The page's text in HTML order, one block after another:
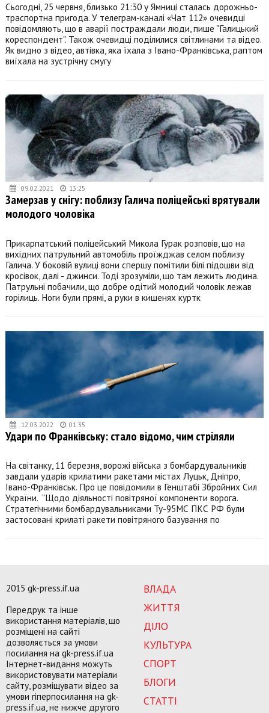
Сьогодні, 25 червня, близько 21:30 у Ямниці сталась дорожньо-
траспортна пригода. У телеграм-каналі «Чат 112» очевидці
повідомляють, що в аварії постраждали люди, пише "Галицький
кореспондент". Також очевидці поділилися світлинами та відео.
Як видно з відео, автівка, яка їхала з Івано-Франківська, раптом
виїхала на зустрічну смугу
09.02.2021 13:25
Замерзав у снігу: поблизу Галича поліцейські врятували
молодого чоловіка
Прикарпатський поліцейський Микола Гурак розповів, що на
вихідних патрульний автомобіль проїжджав селом поблизу
Галича. У боковій вулиці вони спершу помітили білі підошви від
кросівок, далі - джинси. Тоді зрозуміли, що там лежить людина.
Патрульні побачили, що добре одітий молодий чоловік лежав
горілиць. Ноги були прямі, а руки в кишенях куртк
12.03.2022 01:35
Удари по Франківську: стало відомо, чим стріляли
На світанку, 11 березня, ворожі війська з бомбардувальників
завдали ударів крилатими ракетами містах Луцьк, Дніпро,
Івано-Франківськ. Про це повідомили в Генштабі Збройних Сил
України. "Щодо діяльності повітряної компоненти ворога.
Стратегічними бомбардувальниками Ту-95МС ПКС РФ були
застосовані крилаті ракети повітряного базування по
ВЛАДА
ЖИТТЯ
ДІЛО
КУЛЬТУРА
СПОРТ
БЛОГИ
СТАТТІ
2015 gk-press.if.ua
Передрук та інше
використання матеріалів, що
розміщені на сайті
дозволяється за умови
посилання на gk-press.if.ua
Інтернет-видання можуть
використовувати матеріали
сайту, розміщувати відео за
умови гіперпосилання на gk-
press.if.ua, не нижче другого